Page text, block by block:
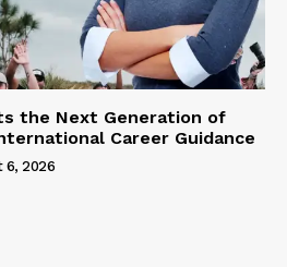
the Next Generation of
Career Guidance
6, 2026